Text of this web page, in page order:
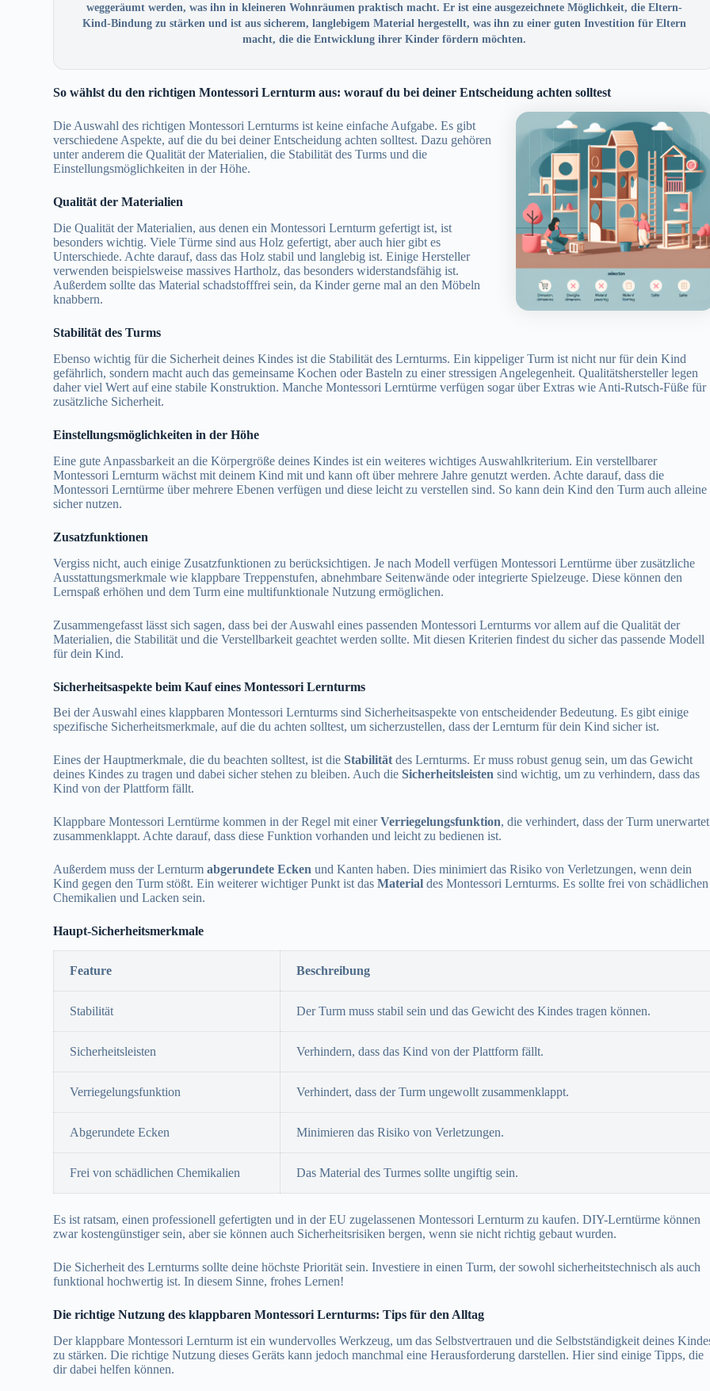
weggeräumt werden, was ihn in kleineren Wohnräumen praktisch macht. Er ist eine ausgezeichnete Möglichkeit, die Eltern-
Kind-Bindung zu stärken und ist aus sicherem, langlebigem Material hergestellt, was ihn zu einer guten Investition für Eltern
macht, die die Entwicklung ihrer Kinder fördern möchten.
So wählst du den richtigen Montessori Lernturm aus: worauf du bei deiner Entscheidung achten solltest
Die Auswahl des richtigen Montessori Lernturms ist keine einfache Aufgabe. Es gibt
verschiedene Aspekte, auf die du bei deiner Entscheidung achten solltest. Dazu gehören
unter anderem die Qualität der Materialien, die Stabilität des Turms und die
Einstellungsmöglichkeiten in der Höhe.
Qualität der Materialien
Die Qualität der Materialien, aus denen ein Montessori Lernturm gefertigt ist, ist
besonders wichtig. Viele Türme sind aus Holz gefertigt, aber auch hier gibt es
Unterschiede. Achte darauf, dass das Holz stabil und langlebig ist. Einige Hersteller
verwenden beispielsweise massives Hartholz, das besonders widerstandsfähig ist.
Außerdem sollte das Material schadstofffrei sein, da Kinder gerne mal an den Möbeln
knabbern.
Stabilität des Turms
Ebenso wichtig für die Sicherheit deines Kindes ist die Stabilität des Lernturms. Ein kippeliger Turm ist nicht nur für dein Kind
gefährlich, sondern macht auch das gemeinsame Kochen oder Basteln zu einer stressigen Angelegenheit. Qualitätshersteller legen
daher viel Wert auf eine stabile Konstruktion. Manche Montessori Lerntürme verfügen sogar über Extras wie Anti-Rutsch-Füße für
zusätzliche Sicherheit.
Einstellungsmöglichkeiten in der Höhe
Eine gute Anpassbarkeit an die Körpergröße deines Kindes ist ein weiteres wichtiges Auswahlkriterium. Ein verstellbarer
Montessori Lernturm wächst mit deinem Kind mit und kann oft über mehrere Jahre genutzt werden. Achte darauf, dass die
Montessori Lerntürme über mehrere Ebenen verfügen und diese leicht zu verstellen sind. So kann dein Kind den Turm auch alleine
sicher nutzen.
Zusatzfunktionen
Vergiss nicht, auch einige Zusatzfunktionen zu berücksichtigen. Je nach Modell verfügen Montessori Lerntürme über zusätzliche
Ausstattungsmerkmale wie klappbare Treppenstufen, abnehmbare Seitenwände oder integrierte Spielzeuge. Diese können den
Lernspaß erhöhen und dem Turm eine multifunktionale Nutzung ermöglichen.
Zusammengefasst lässt sich sagen, dass bei der Auswahl eines passenden Montessori Lernturms vor allem auf die Qualität der
Materialien, die Stabilität und die Verstellbarkeit geachtet werden sollte. Mit diesen Kriterien findest du sicher das passende Modell
für dein Kind.
Sicherheitsaspekte beim Kauf eines Montessori Lernturms
Bei der Auswahl eines klappbaren Montessori Lernturms sind Sicherheitsaspekte von entscheidender Bedeutung. Es gibt einige
spezifische Sicherheitsmerkmale, auf die du achten solltest, um sicherzustellen, dass der Lernturm für dein Kind sicher ist.
Eines der Hauptmerkmale, die du beachten solltest, ist dieStabilität des Lernturms. Er muss robust genug sein, um das Gewicht
deines Kindes zu tragen und dabei sicher stehen zu bleiben. Auch dieSicherheitsleisten sind wichtig, um zu verhindern, dass das
Kind von der Plattform fällt.
Klappbare Montessori Lerntürme kommen in der Regel mit einerVerriegelungsfunktion, die verhindert, dass der Turm unerwartet
zusammenklappt. Achte darauf, dass diese Funktion vorhanden und leicht zu bedienen ist.
Außerdem muss der Lernturmabgerundete Ecken und Kanten haben. Dies minimiert das Risiko von Verletzungen, wenn dein
Kind gegen den Turm stößt. Ein weiterer wichtiger Punkt ist dasMaterial des Montessori Lernturms. Es sollte frei von schädlichen
Chemikalien und Lacken sein.
Haupt-Sicherheitsmerkmale
Feature Beschreibung
Stabilität Der Turm muss stabil sein und das Gewicht des Kindes tragen können.
Sicherheitsleisten Verhindern, dass das Kind von der Plattform fällt.
Verriegelungsfunktion Verhindert, dass der Turm ungewollt zusammenklappt.
Abgerundete Ecken Minimieren das Risiko von Verletzungen.
Frei von schädlichen Chemikalien Das Material des Turmes sollte ungiftig sein.
Es ist ratsam, einen professionell gefertigten und in der EU zugelassenen Montessori Lernturm zu kaufen. DIY-Lerntürme können
zwar kostengünstiger sein, aber sie können auch Sicherheitsrisiken bergen, wenn sie nicht richtig gebaut wurden.
Die Sicherheit des Lernturms sollte deine höchste Priorität sein. Investiere in einen Turm, der sowohl sicherheitstechnisch als auch
funktional hochwertig ist. In diesem Sinne, frohes Lernen!
Die richtige Nutzung des klappbaren Montessori Lernturms: Tips für den Alltag
Der klappbare Montessori Lernturm ist ein wundervolles Werkzeug, um das Selbstvertrauen und die Selbstständigkeit deines
zu stärken. Die richtige Nutzung dieses Geräts kann jedoch manchmal eine Herausforderung darstellen. Hier sind einige Tipps, die
dir dabei helfen können.